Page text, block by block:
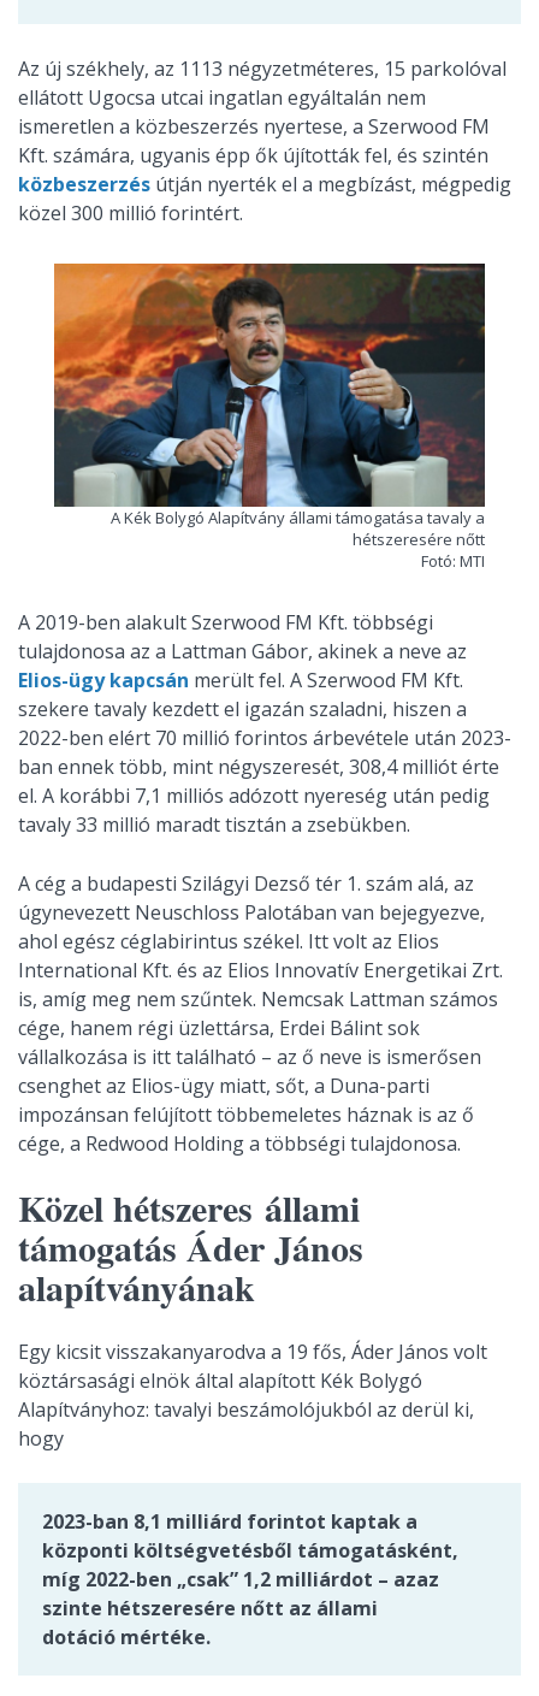
Az új székhely, az 1113 négyzetméteres, 15 parkolóval
ellátott Ugocsa utcai ingatlan egyáltalán nem
ismeretlen a közbeszerzés nyertese, a Szerwood FM
Kft. számára, ugyanis épp ők újították fel, és szintén
közbeszerzés útján nyerték el a megbízást, mégpedig
közel 300 millió forintért.
A Kék Bolygó Alapítvány állami támogatása tavaly a
hétszeresére nőtt
Fotó: MTI
A 2019-ben alakult Szerwood FM Kft. többségi
tulajdonosa az a Lattman Gábor, akinek a neve az
Elios-ügy kapcsán merült fel. A Szerwood FM Kft.
szekere tavaly kezdett el igazán szaladni, hiszen a
2022-ben elért 70 millió forintos árbevétele után 2023-
ban ennek több, mint négyszeresét, 308,4 milliót érte
el. A korábbi 7,1 milliós adózott nyereség után pedig
tavaly 33 millió maradt tisztán a zsebükben.
A cég a budapesti Szilágyi Dezső tér 1. szám alá, az
úgynevezett Neuschloss Palotában van bejegyezve,
ahol egész céglabirintus székel. Itt volt az Elios
International Kft. és az Elios Innovatív Energetikai Zrt.
is, amíg meg nem szűntek. Nemcsak Lattman számos
cége, hanem régi üzlettársa, Erdei Bálint sok
vállalkozása is itt található – az ő neve is ismerősen
csenghet az Elios-ügy miatt, sőt, a Duna-parti
impozánsan felújított többemeletes háznak is az ő
cége, a Redwood Holding a többségi tulajdonosa.
Közel hétszeres állami
támogatás Áder János
alapítványának
Egy kicsit visszakanyarodva a 19 fős, Áder János volt
köztársasági elnök által alapított Kék Bolygó
Alapítványhoz: tavalyi beszámolójukból az derül ki,
hogy
2023-ban 8,1 milliárd forintot kaptak a
központi költségvetésből támogatásként,
míg 2022-ben „csak” 1,2 milliárdot – azaz
szinte hétszeresére nőtt az állami
dotáció mértéke.